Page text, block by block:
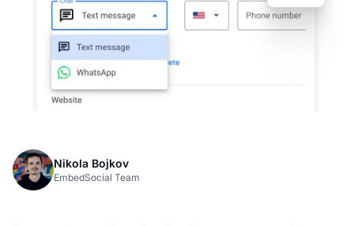
Nikola Bojkov
EmbedSocial Team